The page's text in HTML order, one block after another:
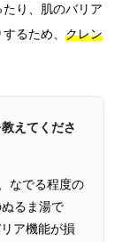
り、肌のバリア
るため、 クレン
えてくださ
なでる程度の
るま湯で
ア機能が損